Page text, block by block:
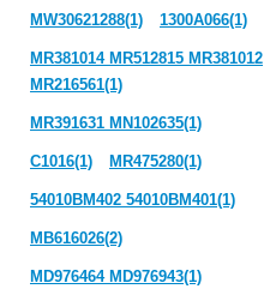
MW30621288(1) 1300A066(1)
MR381014 MR512815 MR381012
MR216561(1)
MR391631 MN102635(1)
C1016(1) MR475280(1)
54010BM402 54010BM401(1)
MB616026(2)
MD976464 MD976943(1)